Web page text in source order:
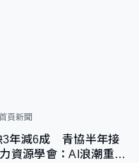
首頁新聞
3年減6成 青協半年接
資源學會：AI浪潮重整